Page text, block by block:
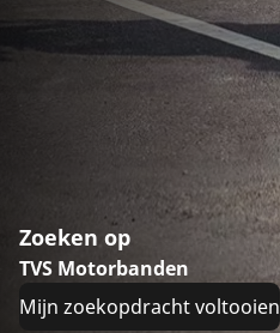
Zoeken op
TVS Motorbanden
Mijn zoekopdracht voltooien